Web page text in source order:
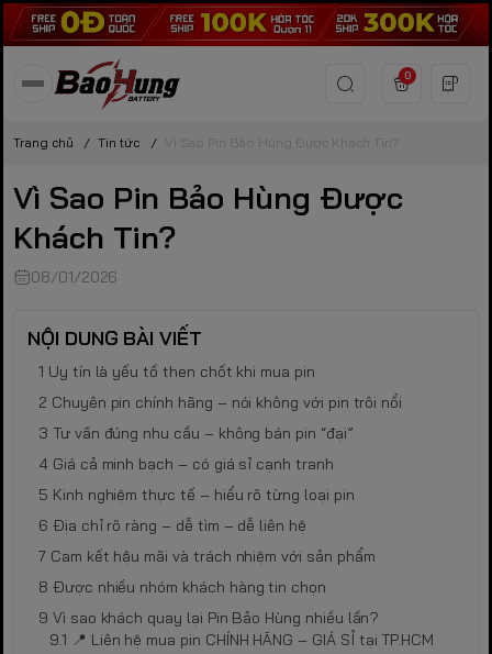
0
Trang chủ / Tin tức / Vì Sao Pin Bảo Hùng Được Khách Tin?
Vì Sao Pin Bảo Hùng Được
Khách Tin?
08/01/2026
NỘI DUNG BÀI VIẾT
Uy tín là yếu tố then chốt khi mua pin
Chuyên pin chính hãng – nói không với pin trôi nổi
Tư vấn đúng nhu cầu – không bán pin “đại”
Giá cả minh bạch – có giá sỉ cạnh tranh
Kinh nghiệm thực tế – hiểu rõ từng loại pin
Địa chỉ rõ ràng – dễ tìm – dễ liên hệ
Cam kết hậu mãi và trách nhiệm với sản phẩm
Được nhiều nhóm khách hàng tin chọn
Vì sao khách quay lại Pin Bảo Hùng nhiều lần?
📍 Liên hệ mua pin CHÍNH HÃNG – GIÁ SỈ tại TP.HCM